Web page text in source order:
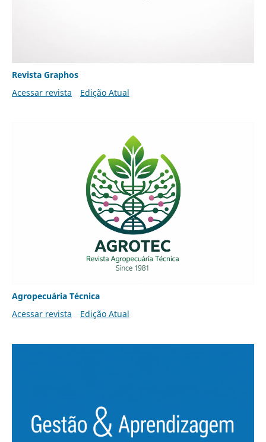
Revista Graphos
Acessar revista
Edição Atual
Agropecuária Técnica
Acessar revista
Edição Atual